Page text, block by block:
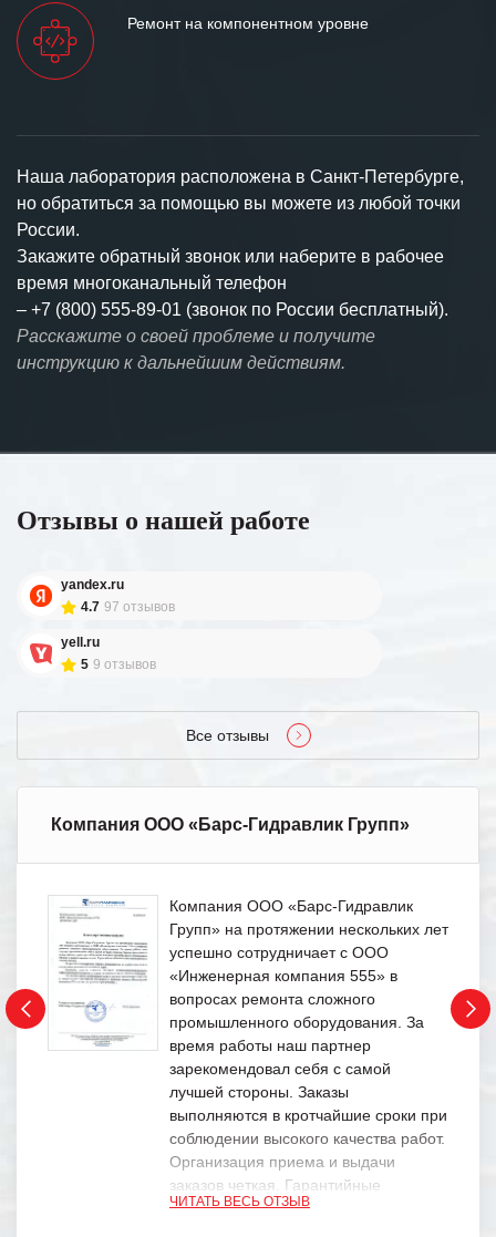
Ремонт на компонентном уровне
Наша лаборатория расположена в Санкт-Петербурге,
но обратиться за помощью вы можете из любой точки
России.
Закажите обратный звонок или наберите в рабочее
время многоканальный телефон
– +7 (800) 555-89-01 (звонок по России бесплатный).
Расскажите о своей проблеме и получите
инструкцию к дальнейшим действиям.
Отзывы о нашей работе
yandex.ru
4.7 97 отзывов
yell.ru
5 9 отзывов
Все отзывы
Компания ООО «Барс-Гидравлик Групп»
Компания ООО «Барс-Гидравлик
Групп» на протяжении нескольких лет
успешно сотрудничает с ООО
«Инженерная компания 555» в
вопросах ремонта сложного
промышленного оборудования. За
время работы наш партнер
зарекомендовал себя с самой
лучшей стороны. Заказы
выполняются в кротчайшие сроки при
соблюдении высокого качества работ.
Организация приема и выдачи
заказов четкая. Гарантийные
обязательства выполняются в
ЧИТАТЬ ВЕСЬ ОТЗЫВ